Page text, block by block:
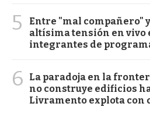
5
Entre "mal compañero"
altísima tensión en vivo
integrantes de
6
La paradoja en la
no construye edificios
Livramento explota con